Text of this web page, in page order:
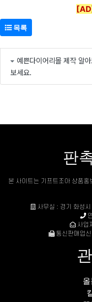
목록
예쁜다이어리몰 제작 알
보세요.
판
본 사이트는 기프트조아 상품
사무실 : 경기 화성
사업
통신판매업